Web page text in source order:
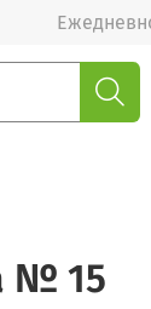
№ 15